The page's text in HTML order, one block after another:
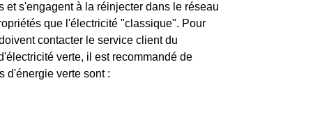
et s'engagent à la réinjecter dans le réseau
que l'électricité "classique". Pour
contacter le service client du
verte, il est recommandé de
d'énergie verte sont :